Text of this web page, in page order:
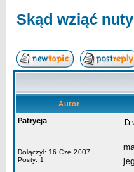
Skąd wziąć
Autor
Patrycja
Dołączył: 16 Cze 2007
Posty: 1